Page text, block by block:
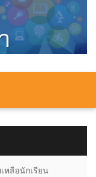
หลือนักเรียน